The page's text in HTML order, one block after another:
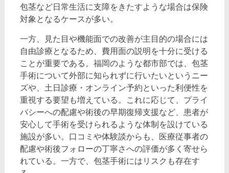
包茎など日常生活に支障をきたすような場合は保険
対象となるケースが多い。
一方、見た目や機能面での改善が主目的の場合には
自由診療となるため、費用面の説明を十分に受ける
ことが重要である。福岡のような都市部では、包茎
手術について外部に知られずに行いたいというニー
ズや、土日診療・オンライン予約といった利便性を
重視する要望も増えている。これに応じて、プライ
バシーへの配慮や術後の早期復帰支援など、患者が
安心して手術を受けられるような体制を設けている
施設が多い。口コミや体験談からも、医療従事者の
配慮や術後フォローの丁寧さへの評価が多く寄せら
れている。一方で、包茎手術にはリスクも存在す